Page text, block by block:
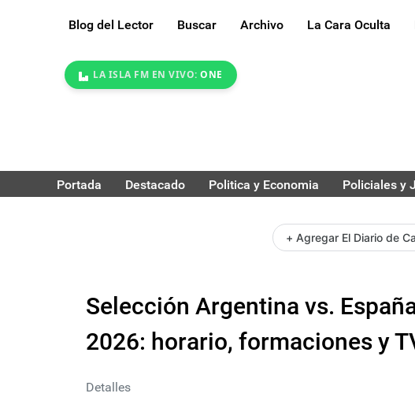
Blog del Lector Buscar Archivo La Cara Oculta
LA ISLA FM EN VIVO: ONE
Portada Destacado Politica y Economia Policiales y
+ Agregar El Diario de
Selección Argentina vs.
2026: horario, formaciones y
Detalles